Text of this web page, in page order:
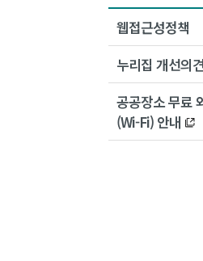
웹접근성정책
누리집 개선의
공공장소 무료
(Wi-Fi) 안내